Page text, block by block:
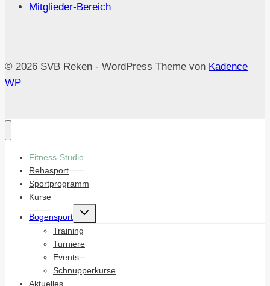
Mitglieder-Bereich
© 2026 SVB Reken - WordPress Theme von Kadence
WP
Fitness-Studio
Rehasport
Sportprogramm
Kurse
Bogensport
Untermenü
Training
Turniere
Events
Schnupperkurse
Aktuelles